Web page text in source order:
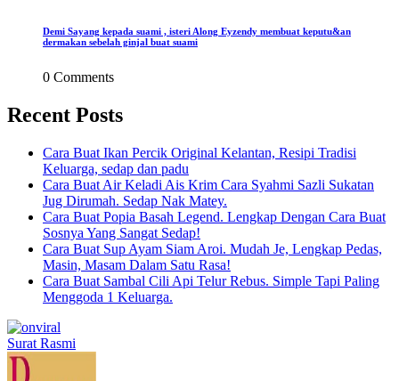
Demi Sayang kepada suami , isteri Along Eyzendy membuat keputu&an
dermakan sebelah ginjal buat suami
0 Comments
Recent Posts
Cara Buat Ikan Percik Original Kelantan, Resipi Tradisi
Keluarga, sedap dan padu
Cara Buat Air Keladi Ais Krim Cara Syahmi Sazli Sukatan
Jug Dirumah. Sedap Nak Matey.
Cara Buat Popia Basah Legend. Lengkap Dengan Cara Buat
Sosnya Yang Sangat Sedap!
Cara Buat Sup Ayam Siam Aroi. Mudah Je, Lengkap Pedas,
Masin, Masam Dalam Satu Rasa!
Cara Buat Sambal Cili Api Telur Rebus. Simple Tapi Paling
Menggoda 1 Keluarga.
Surat Rasmi